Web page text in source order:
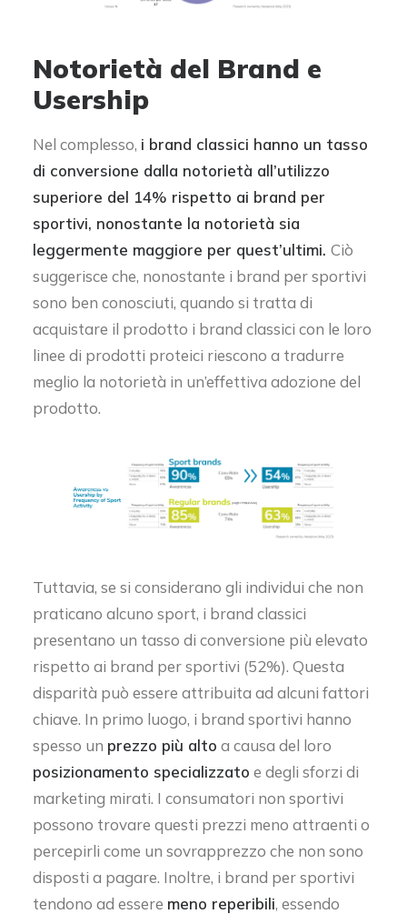
Notorietà del Brand e
Usership
Nel complesso, i brand classici hanno un tasso
di conversione dalla notorietà all’utilizzo
superiore del 14% rispetto ai brand per
sportivi, nonostante la notorietà sia
leggermente maggiore per quest’ultimi. Ciò
suggerisce che, nonostante i brand per sportivi
sono ben conosciuti, quando si tratta di
acquistare il prodotto i brand classici con le loro
linee di prodotti proteici riescono a tradurre
meglio la notorietà in un’effettiva adozione del
prodotto.
Tuttavia, se si considerano gli individui che non
praticano alcuno sport, i brand classici
presentano un tasso di conversione più elevato
rispetto ai brand per sportivi (52%). Questa
disparità può essere attribuita ad alcuni fattori
chiave. In primo luogo, i brand sportivi hanno
spesso un prezzo più alto a causa del loro
posizionamento specializzato e degli sforzi di
marketing mirati. I consumatori non sportivi
possono trovare questi prezzi meno attraenti o
percepirli come un sovrapprezzo che non sono
disposti a pagare. Inoltre, i brand per sportivi
tendono ad essere meno reperibili, essendo